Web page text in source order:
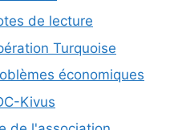
de lecture
Turquoise
économiques
Kivus